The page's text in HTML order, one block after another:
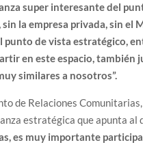
super interesante del
la empresa privada, sin el
punto de vista estratégico,
en este espacio,
similares a nosotros”.
de Relaciones
estratégica que apunta al
es muy importante